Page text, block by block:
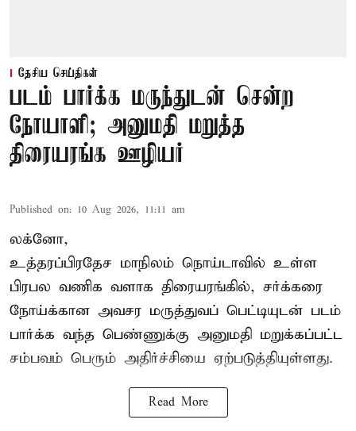
தேசிய செய்திகள்
படம் பார்க்க மருந்துடன் சென்ற
நோயாளி; அனுமதி மறுத்த
திரையரங்க ஊழியர்
Published on: 10 Aug 2026, 11:11 am
லக்னோ,
உத்தரப்பிரதேச மாநிலம் நொய்டாவில் உள்ள
பிரபல வணிக வளாக திரையரங்கில், சர்க்கரை
நோய்க்கான அவசர மருத்துவப் பெட்டியுடன் படம்
பார்க்க வந்த பெண்ணுக்கு அனுமதி மறுக்கப்பட்ட
சம்பவம் பெரும் அதிர்ச்சியை ஏற்படுத்தியுள்ளது.
Read More